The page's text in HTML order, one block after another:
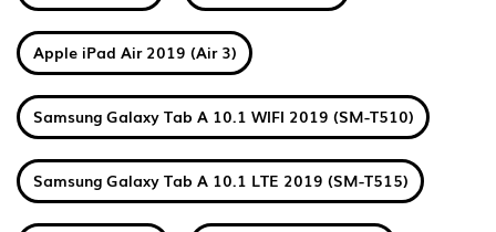
Apple iPad Air 2019 (Air 3)
Samsung Galaxy Tab A 10.1 WIFI 2019 (SM-T510)
Samsung Galaxy Tab A 10.1 LTE 2019 (SM-T515)